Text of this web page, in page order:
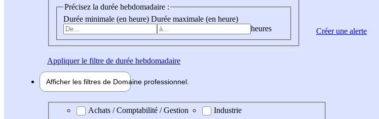
Précisez la durée hebdomadaire :
Durée minimale (en heure) Durée maximale (en heure)
heures
Appliquerle filtre de durée hebdomadaire
Afficher les filtres de Domaine professionnel
Domaine professionel
Achats / Comptabilité / Gestion
Industrie
Créer une alerte